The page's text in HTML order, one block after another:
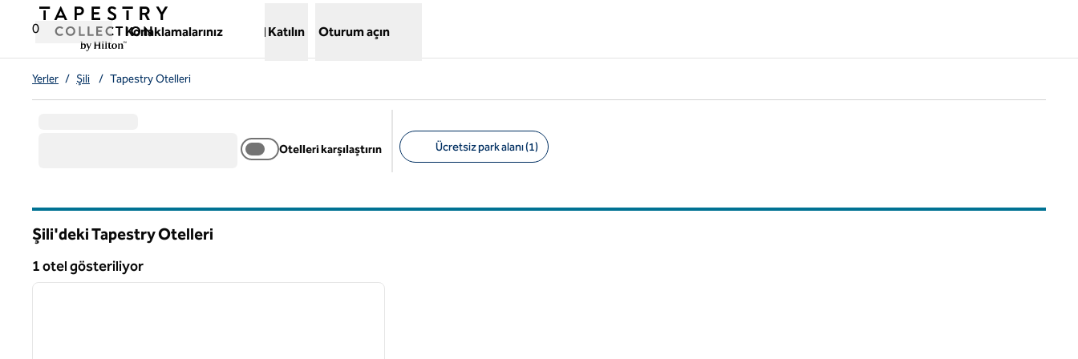
İçeriğe geçiş yap
0
Konaklamalarınız
,Yeni bir sekme açar
Katılın Oturum açın
Yerler / Şili / Tapestry Otelleri
Otelleri karşılaştırın Ücretsiz park alanı (1)
Şili'deki Tapestry Otelleri
1 otel gösteriliyor
1 otel gösteriliyor
1 / 12
sonraki görsel